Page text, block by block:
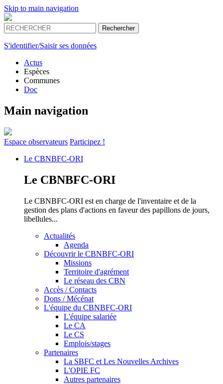
Skip to main navigation
S'identifier/Saisir ses données
Actus
Espèces
Communes
Doc
Main navigation
Espace observateurs Participez !
Le CBNBFC-ORI
Le CBNBFC-ORI
Le CBNBFC-ORI est en charge de l'inventaire et de la
gestion des plans d'actions en faveur des papillons de jours,
libellules...
Actualités
Agenda
Découvrir le CBNBFC-ORI
Missions
Territoire d'agrément
Le réseau des CBN
Accès / Contacts
Dons / Mécénat
L'équipe du CBNBFC-ORI
L'équipe salariée
Le CA
Le CS
Emplois/stages
Partenaires
La SBFC et Les Nouvelles Archives
L'OPIE FC
Autres partenaires